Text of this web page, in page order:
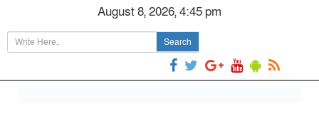
August 8, 2026, 4:45 pm
Search